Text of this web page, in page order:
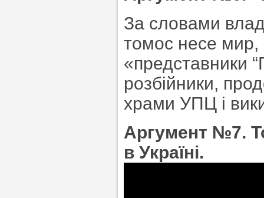
За словами
томос несе мир,
«представники
розбійники,
храми УПЦ і
Аргумент №7.
в Україні.